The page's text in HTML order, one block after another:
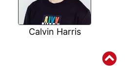
Calvin Harris